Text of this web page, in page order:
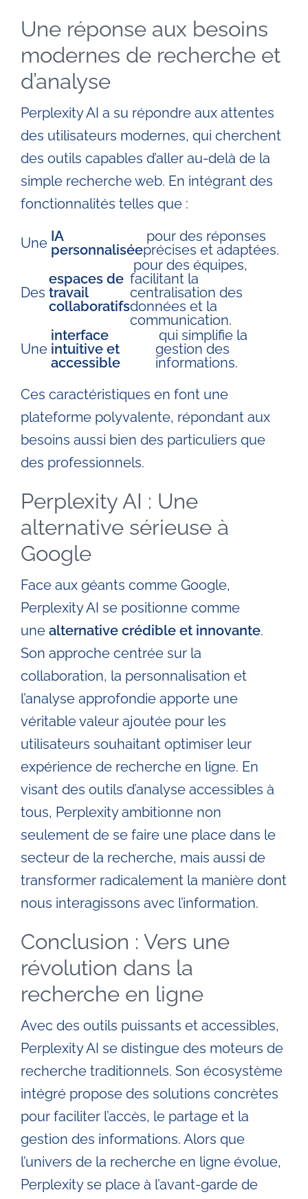
Une réponse aux besoins
modernes de recherche et
d’analyse
Perplexity AI a su répondre aux attentes
des utilisateurs modernes, qui cherchent
des outils capables d’aller au-delà de la
simple recherche web. En intégrant des
fonctionnalités telles que :
Une IA
personnalisée
pour des réponses
précises et adaptées.
Des
espaces de
travail
collaboratifs
pour des équipes,
facilitant la
centralisation des
données et la
communication.
Une
interface
intuitive et
accessible
qui simplifie la
gestion des
informations.
Ces caractéristiques en font une
plateforme polyvalente, répondant aux
besoins aussi bien des particuliers que
des professionnels.
Perplexity AI : Une
alternative sérieuse à
Google
Face aux géants comme Google,
Perplexity AI se positionne comme
une alternative crédible et innovante.
Son approche centrée sur la
collaboration, la personnalisation et
l’analyse approfondie apporte une
véritable valeur ajoutée pour les
utilisateurs souhaitant optimiser leur
expérience de recherche en ligne. En
visant des outils d’analyse accessibles à
tous, Perplexity ambitionne non
seulement de se faire une place dans le
secteur de la recherche, mais aussi de
transformer radicalement la manière dont
nous interagissons avec l’information.
Conclusion : Vers une
révolution dans la
recherche en ligne
Avec des outils puissants et accessibles,
Perplexity AI se distingue des moteurs de
recherche traditionnels. Son écosystème
intégré propose des solutions concrètes
pour faciliter l’accès, le partage et la
gestion des informations. Alors que
l’univers de la recherche en ligne évolue,
Perplexity se place à l’avant-garde de